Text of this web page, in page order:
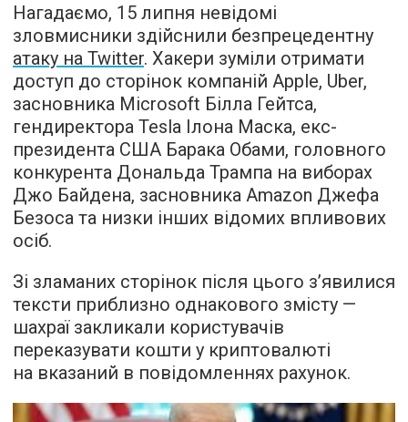
Нагадаємо, 15 липня невідомі
зловмисники здійснили безпрецедентну
атаку на Twitter. Хакери зуміли отримати
доступ до сторінок компаній Apple, Uber,
засновника Microsoft Білла Гейтса,
гендиректора Tesla Ілона Маска, екс-
президента США Барака Обами, головного
конкурента Дональда Трампа на виборах
Джо Байдена, засновника Amazon Джефа
Безоса та низки інших відомих впливових
осіб.
Зі зламаних сторінок після цього з’явилися
тексти приблизно однакового змісту —
шахраї закликали користувачів
переказувати кошти у криптовалюті
на вказаний в повідомленнях рахунок.